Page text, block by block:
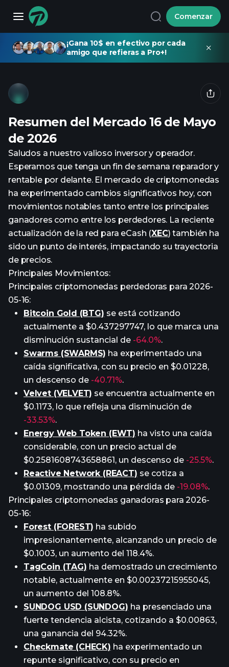
Comenzar
¡Gana 10$ en efectivo por cada
amigo que refieras a Pro+!
Resumen del Mercado 16 de Mayo
de 2026
Saludos a nuestro valioso inversor y operador.
Esperamos que tenga un fin de semana reparador y
rentable por delante. El mercado de criptomonedas
ha experimentado cambios significativos hoy, con
movimientos notables tanto entre los principales
ganadores como entre los perdedores. La reciente
actualización de la red para eCash (XEC) también ha
sido un punto de interés, impactando su trayectoria
de precios.
Principales Movimientos:
Principales criptomonedas perdedoras para 2026-
05-16:
Bitcoin Gold (BTG) se está cotizando
actualmente a $0.437297747, lo que marca una
disminución sustancial de -64.0%.
Swarms (SWARMS) ha experimentado una
caída significativa, con su precio en $0.01228,
un descenso de -40.71%.
Velvet (VELVET) se encuentra actualmente en
$0.1173, lo que refleja una disminución de
-33.53%.
Energy Web Token (EWT) ha visto una caída
considerable, con un precio actual de
$0.2581608743658861, un descenso de -25.5%.
Reactive Network (REACT) se cotiza a
$0.01309, mostrando una pérdida de -19.08%.
Principales criptomonedas ganadoras para 2026-
05-16:
Forest (FOREST) ha subido
impresionantemente, alcanzando un precio de
$0.1003, un aumento del 118.4%.
TagCoin (TAG) ha demostrado un crecimiento
notable, actualmente en $0.00237215955045,
un aumento del 108.8%.
SUNDOG USD (SUNDOG) ha presenciado una
fuerte tendencia alcista, cotizando a $0.00863,
una ganancia del 94.32%.
Checkmate (CHECK) ha experimentado un
repunte significativo, con su precio en